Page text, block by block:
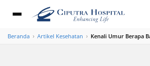
Beranda › Artikel Kesehatan › Kenali Umur Berapa